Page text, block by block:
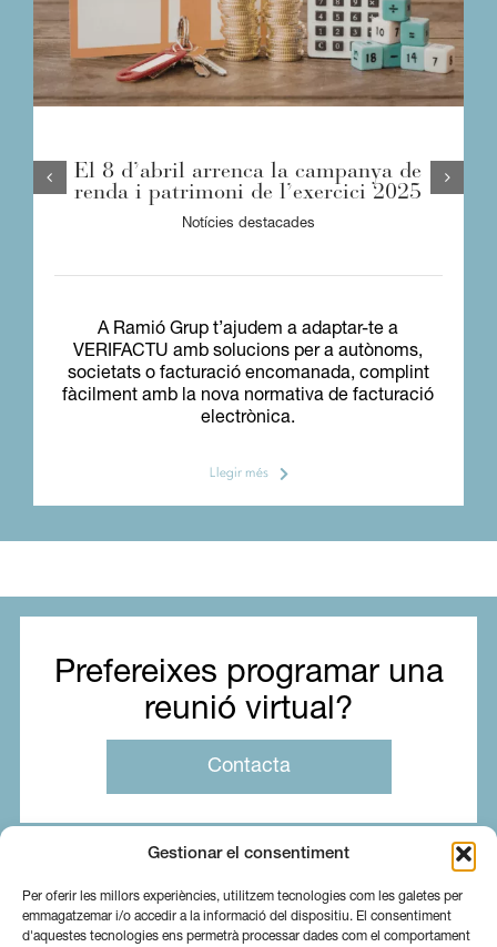
Gestionar el consentiment
Per oferir les millors experiències, utilitzem tecnologies com les galetes per
emmagatzemar i/o accedir a la informació del dispositiu. El consentiment
d'aquestes tecnologies ens permetrà processar dades com el comportament
El 8 d’abril arrenca la campanya de
renda i patrimoni de l’exercici 2025
Notícies destacades
A Ramió Grup t’ajudem a adaptar-te a
VERIFACTU amb solucions per a autònoms,
societats o facturació encomanada, complint
fàcilment amb la nova normativa de facturació
electrònica.
Llegir més
Prefereixes programar una
reunió virtual?
Contacta